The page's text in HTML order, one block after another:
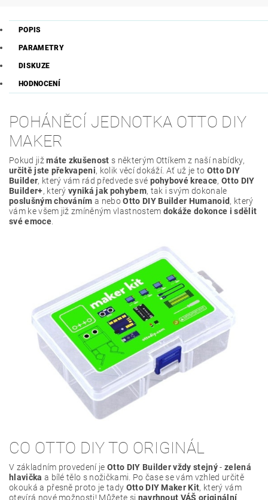
POPIS
PARAMETRY
DISKUZE
HODNOCENÍ
POHÁNĚCÍ JEDNOTKA OTTO DIY
MAKER
Pokud jižmáte zkušenost s některým Ottíkem z naší nabídky,
určitě jste překvapeni, kolik věcí dokáží. Ať už je to Otto DIY
Builder, který vám rád předvede své pohybové kreace, Otto DIY
Builder+, kterývyniká jak pohybem, tak i svým dokonale
poslušným chováním a neboOtto DIY Builder Humanoid, který
vám ke všem již zmíněným vlastnostem dokáže dokonce i sdělit
své emoce.
CO OTTO DIY TO ORIGINÁL
V základním provedení je Otto DIY Builder vždy stejný- zelená
hlavička a bílé tělo s nožičkami. Po čase se vám vzhled určitě
okouká a přesně proto je tady Otto DIY Maker Kit, který vám
otevírá nové možnosti! Můžete si navrhnout VÁŠ originální